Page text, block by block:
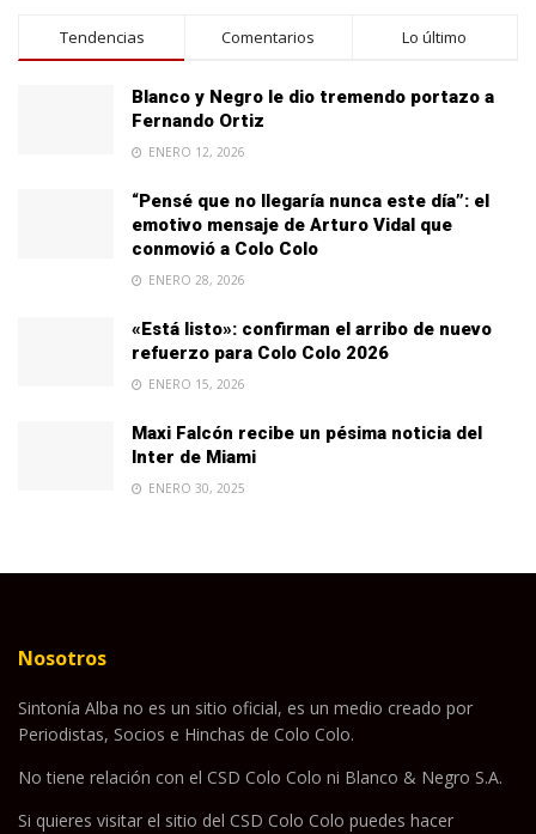
Tendencias Comentarios Lo último
Blanco y Negro le dio tremendo portazo a
Fernando Ortiz
ENERO 12, 2026
“Pensé que no llegaría nunca este día”: el
emotivo mensaje de Arturo Vidal que
conmovió a Colo Colo
ENERO 28, 2026
«Está listo»: confirman el arribo de nuevo
refuerzo para Colo Colo 2026
ENERO 15, 2026
Maxi Falcón recibe un pésima noticia del
Inter de Miami
ENERO 30, 2025
Nosotros
Sintonía Alba no es un sitio oficial, es un medio creado por
Periodistas, Socios e Hinchas de Colo Colo.
No tiene relación con el CSD Colo Colo ni Blanco & Negro S.A.
Si quieres visitar el sitio del CSD Colo Colo puedes hacer